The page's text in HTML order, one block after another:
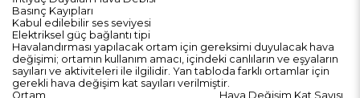
Basınç Kayıpları
Kabul edilebilir ses seviyesi
Elektriksel güç bağlantı tipi
Havalandırması yapılacak ortam için gereksimi duyulacak hava
değişimi; ortamın kullanım amacı, içindeki canlıların ve eşyaların
sayıları ve aktiviteleri ile ilgilidir. Yan tabloda farklı ortamlar için
gerekli hava değişim kat sayıları verilmiştir.
Ortam
Hava Değişim Kat Sayısı